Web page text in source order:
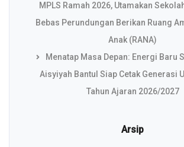
MPLS Ramah 2026, Utamakan
Bebas Perundungan Berikan Ruang
Anak (RANA)
Menatap Masa Depan: Energi Baru
Aisyiyah Bantul Siap Cetak Generasi
Tahun Ajaran 2026/2027
Arsip